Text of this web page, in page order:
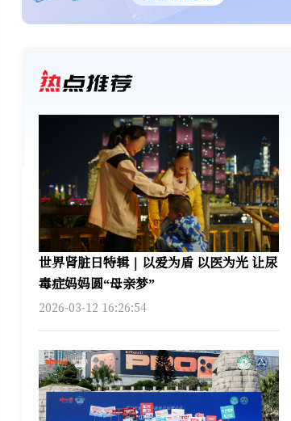
世界肾脏日特辑｜以爱为盾 以医为光 让尿
毒症妈妈圆“母亲梦”
2026-03-12 16:26:54